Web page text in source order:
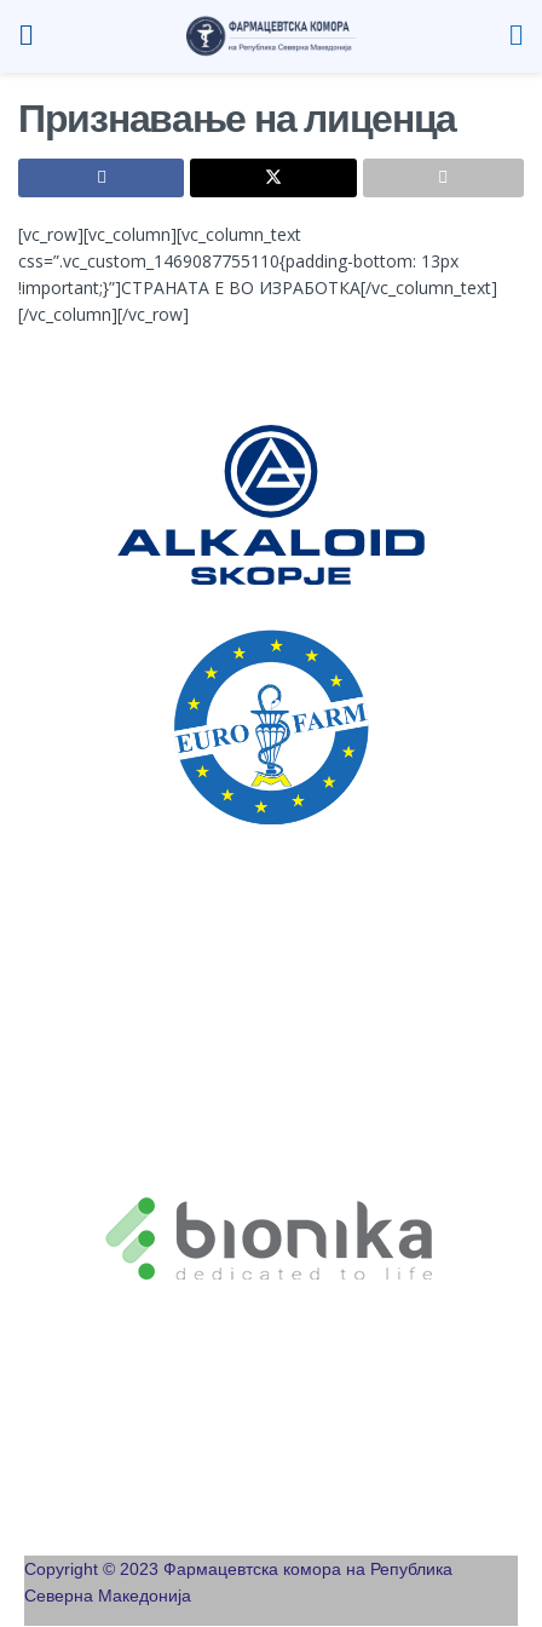
Признавање на лиценца
[vc_row][vc_column][vc_column_text
css=”.vc_custom_1469087755110{padding-bottom: 13px
!important;}”]СТРАНАТА Е ВО ИЗРАБОТКА[/vc_column_text]
[/vc_column][/vc_row]
Copyright © 2023 Фармацевтска комора на Република
Северна Македонија